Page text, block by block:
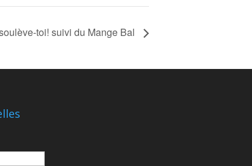
toi! suivi du Mange Bal